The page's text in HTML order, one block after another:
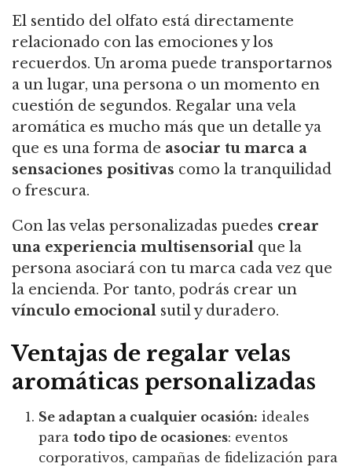
El sentido del olfato está directamente
relacionado con las emociones y los
recuerdos. Un aroma puede transportarnos
a un lugar, una persona o un momento en
cuestión de segundos. Regalar una vela
aromática es mucho más que un detalle ya
que es una forma de asociar tu marca a
sensaciones positivas como la tranquilidad
o frescura.
Con las velas personalizadas puedes crear
una experiencia multisensorial que la
persona asociará con tu marca cada vez que
la encienda. Por tanto, podrás crear un
vínculo emocional sutil y duradero.
Ventajas de regalar velas
aromáticas personalizadas
Se adaptan a cualquier ocasión: ideales
paratodo tipo de ocasiones: eventos
corporativos, campañas de fidelización para